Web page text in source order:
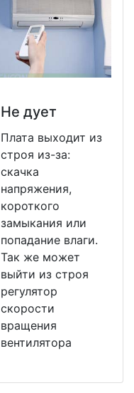
Не дует
Плата выходит из
строя из-за:
скачка
напряжения,
короткого
замыкания или
попадание влаги.
Так же может
выйти из строя
регулятор
скорости
вращения
вентилятора